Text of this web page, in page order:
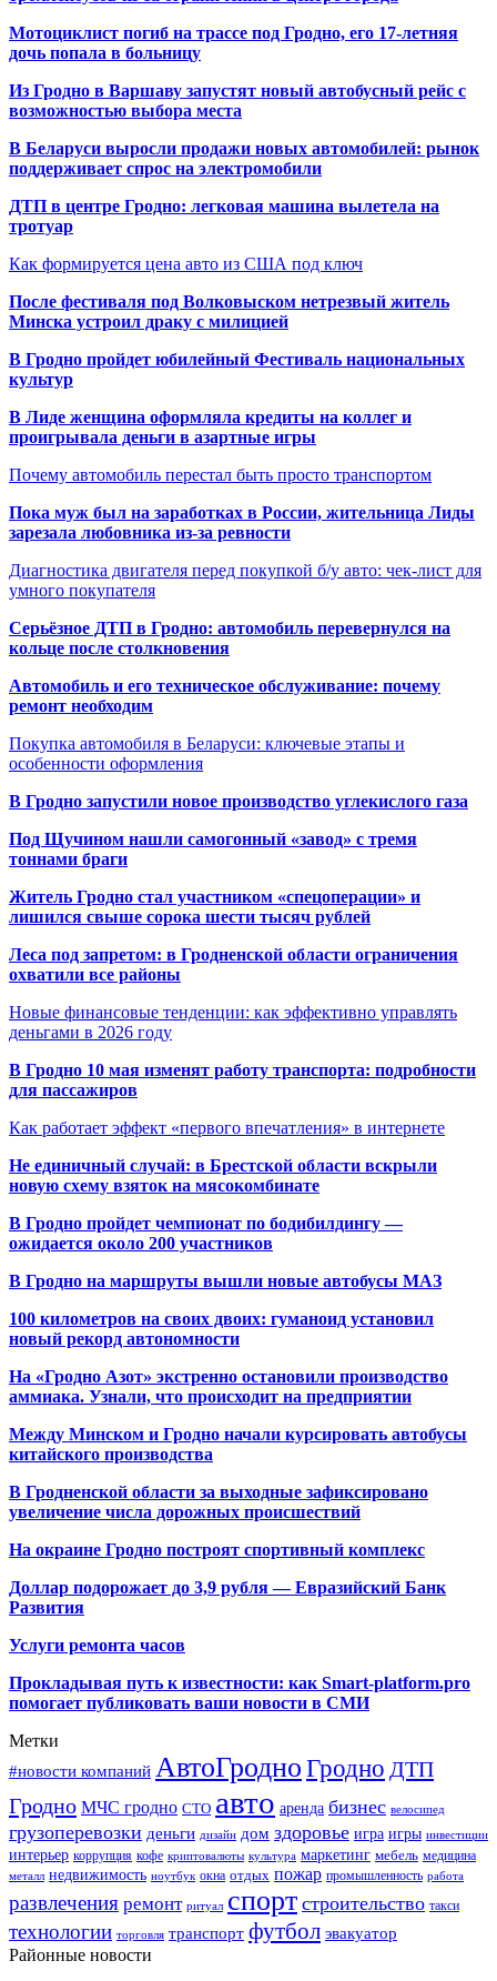
Мотоциклист погиб на трассе под Гродно, его 17-летняя
дочь попала в больницу
Из Гродно в Варшаву запустят новый автобусный рейс с
возможностью выбора места
В Беларуси выросли продажи новых автомобилей: рынок
поддерживает спрос на электромобили
ДТП в центре Гродно: легковая машина вылетела на
тротуар
Как формируется цена авто из США под ключ
После фестиваля под Волковыском нетрезвый житель
Минска устроил драку с милицией
В Гродно пройдет юбилейный Фестиваль национальных
культур
В Лиде женщина оформляла кредиты на коллег и
проигрывала деньги в азартные игры
Почему автомобиль перестал быть просто транспортом
Пока муж был на заработках в России, жительница Лиды
зарезала любовника из-за ревности
Диагностика двигателя перед покупкой б/у авто: чек-лист для
умного покупателя
Серьёзное ДТП в Гродно: автомобиль перевернулся на
кольце после столкновения
Автомобиль и его техническое обслуживание: почему
ремонт необходим
Покупка автомобиля в Беларуси: ключевые этапы и
особенности оформления
В Гродно запустили новое производство углекислого газа
Под Щучином нашли самогонный «завод» с тремя
тоннами браги
Житель Гродно стал участником «спецоперации» и
лишился свыше сорока шести тысяч рублей
Леса под запретом: в Гродненской области ограничения
охватили все районы
Новые финансовые тенденции: как эффективно управлять
деньгами в 2026 году
В Гродно 10 мая изменят работу транспорта: подробности
для пассажиров
Как работает эффект «первого впечатления» в интернете
Не единичный случай: в Брестской области вскрыли
новую схему взяток на мясокомбинате
В Гродно пройдет чемпионат по бодибилдингу —
ожидается около 200 участников
В Гродно на маршруты вышли новые автобусы МАЗ
100 километров на своих двоих: гуманоид установил
новый рекорд автономности
На «Гродно Азот» экстренно остановили производство
аммиака. Узнали, что происходит на предприятии
Между Минском и Гродно начали курсировать автобусы
китайского производства
В Гродненской области за выходные зафиксировано
увеличение числа дорожных происшествий
На окраине Гродно построят спортивный комплекс
Доллар подорожает до 3,9 рубля — Евразийский Банк
Развития
Услуги ремонта часов
Прокладывая путь к известности: как Smart-platform.pro
помогает публиковать ваши новости в СМИ
Метки
#новости компаний АвтоГродноГродно ДТП
Гродно МЧС гродно СТО авто аренда бизнес велосипед
грузоперевозки деньги дизайн дом здоровье игра игры инвестиции
интерьер коррупция кофе криптовалюты культура маркетинг мебель медицина
металл недвижимость ноутбук окна отдых пожар промышленность работа
развлечения ремонт ритуал спорт строительство такси
технологии торговля транспорт футбол эвакуатор
Районные новости